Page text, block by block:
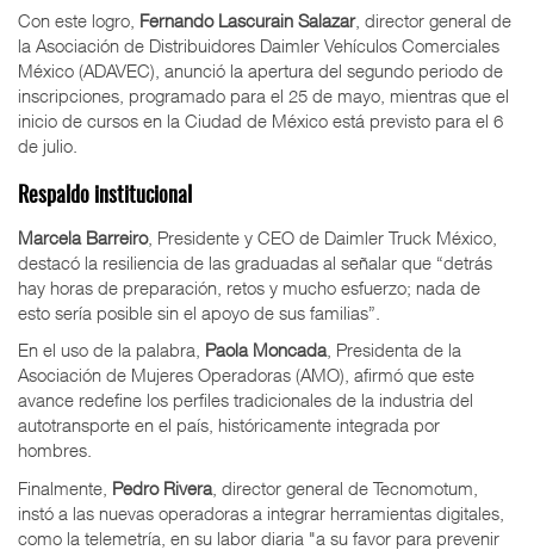
Con este logro, Fernando Lascurain Salazar, director general de
la Asociación de Distribuidores Daimler Vehículos Comerciales
México (ADAVEC), anunció la apertura del segundo periodo de
inscripciones, programado para el 25 de mayo, mientras que el
inicio de cursos en la Ciudad de México está previsto para el 6
de julio.
Respaldo institucional
Marcela Barreiro, Presidente y CEO de Daimler Truck México,
destacó la resiliencia de las graduadas al señalar que “detrás
hay horas de preparación, retos y mucho esfuerzo; nada de
esto sería posible sin el apoyo de sus familias”.
En el uso de la palabra, Paola Moncada, Presidenta de la
Asociación de Mujeres Operadoras (AMO), afirmó que este
avance redefine los perfiles tradicionales de la industria del
autotransporte en el país, históricamente integrada por
hombres.
Finalmente, Pedro Rivera, director general de Tecnomotum,
instó a las nuevas operadoras a integrar herramientas digitales,
como la telemetría, en su labor diaria "a su favor para prevenir